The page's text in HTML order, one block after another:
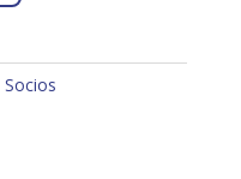
Socios